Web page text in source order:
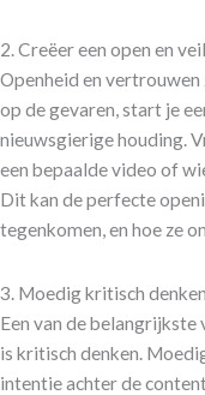
2. Creëer een open en
Openheid en vertrouwen
op de gevaren, start je
nieuwsgierige houding.
een bepaalde video of
Dit kan de perfecte
tegenkomen, en hoe ze
3. Moedig kritisch
Een van de belangrijkste
is kritisch denken.
intentie achter de